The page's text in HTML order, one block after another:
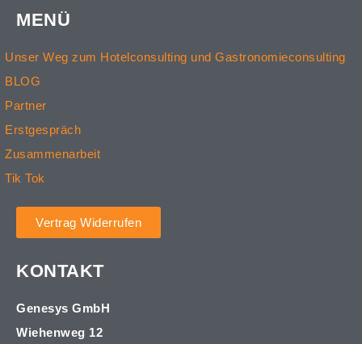
MENÜ
Unser Weg zum Hotelconsulting und Gastronomieconsulting
BLOG
Partner
Erstgespräch
Zusammenarbeit
Tik Tok
Vertrag Widerrufen
KONTAKT
Genesys GmbH
Wiehenweg 12